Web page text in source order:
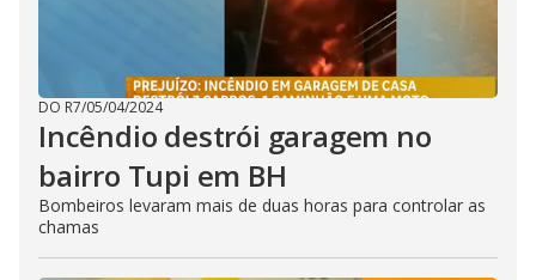
DO R7/05/04/2024
Incêndio destrói garagem no
bairro Tupi em BH
Bombeiros levaram mais de duas horas para controlar as
chamas